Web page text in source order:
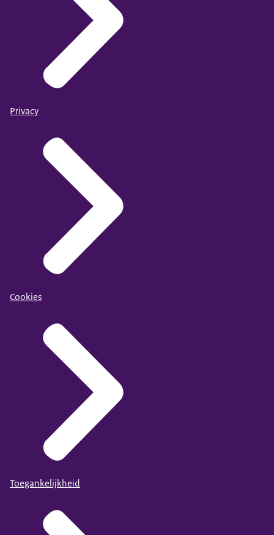
Privacy
Cookies
Toegankelijkheid